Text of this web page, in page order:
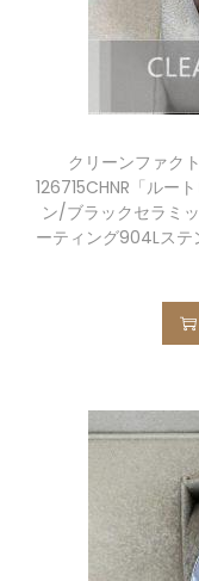
クリーンファク
126715CHNR「ルー
ン/ブラックセラミ
ーティング904Lス